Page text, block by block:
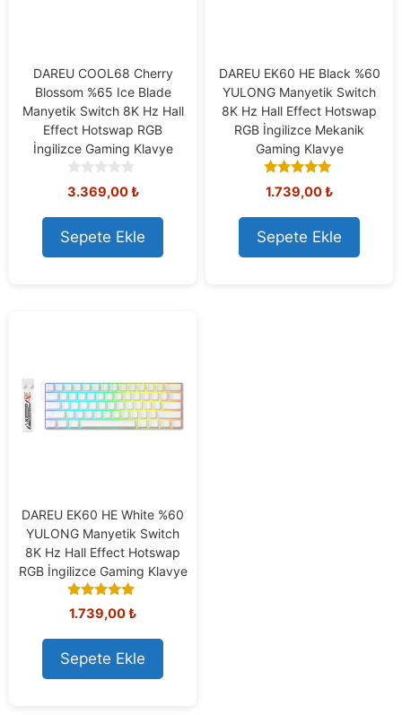
DAREU COOL68 Cherry
Blossom %65 Ice Blade
Manyetik Switch 8K Hz Hall
Effect Hotswap RGB
İngilizce Gaming Klavye
0
o
u
t
o
f
3.369,00₺
Sepete Ekle
DAREU EK60 HE Black %60
YULONG Manyetik Switch
8K Hz Hall Effect Hotswap
RGB İngilizce Mekanik
Gaming Klavye
4.80
out of 5
1.739,00₺
Sepete Ekle
DAREU EK60 HE White %60
YULONG Manyetik Switch
8K Hz Hall Effect Hotswap
RGB İngilizce Gaming Klavye
5.00
out of 5
1.739,00₺
Sepete Ekle